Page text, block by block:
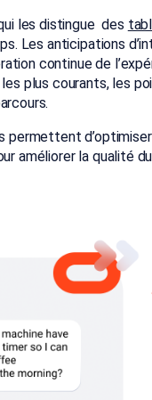
les distingue des
Les anticipations
continue de
plus courants, les
permettent
améliorer la qualité